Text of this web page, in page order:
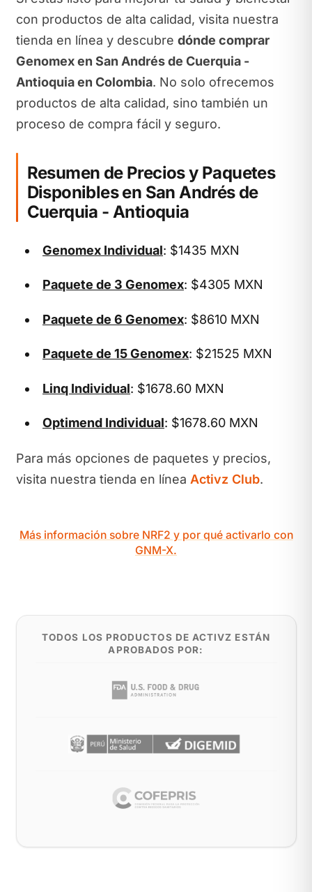
con productos de alta calidad, visita nuestra
tienda en línea y descubre dónde comprar
Genomex en San Andrés de Cuerquia -
Antioquia en Colombia. No solo ofrecemos
productos de alta calidad, sino también un
proceso de compra fácil y seguro.
Resumen de Precios y Paquetes
Disponibles en San Andrés de
Cuerquia - Antioquia
Genomex Individual: $1435 MXN
Paquete de 3 Genomex: $4305 MXN
Paquete de 6 Genomex: $8610 MXN
Paquete de 15 Genomex: $21525 MXN
Linq Individual: $1678.60 MXN
Optimend Individual: $1678.60 MXN
Para más opciones de paquetes y precios,
visita nuestra tienda en línea Activz Club.
Más información sobre NRF2 y por qué activarlo con
GNM-X.
TODOS LOS PRODUCTOS DE ACTIVZ ESTÁN
APROBADOS POR: